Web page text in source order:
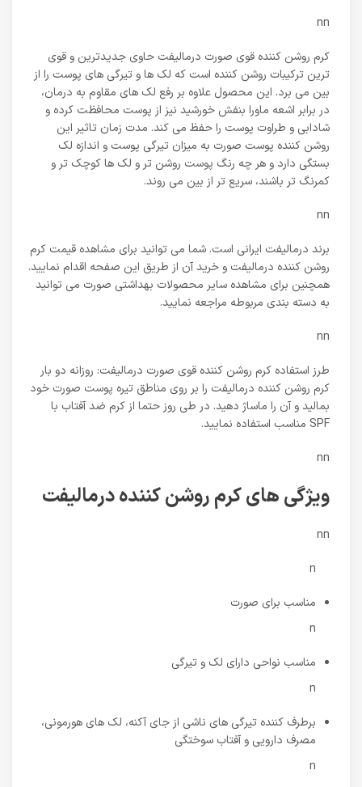
nn
کرم روشن کننده قوی صورت درمالیفت حاوی جدیدترین و قوی
ترین ترکیبات روشن کننده است که لک ها و تیرگی های پوست را از
بین می برد. این محصول علاوه بر رفع لک های مقاوم به درمان،
در برابر اشعه ماورا بنفش خورشید نیز از پوست محافظت کرده و
شادابی و طراوت پوست را حفظ می کند. مدت زمان تاثیر این
روشن کننده پوست صورت ​​​​​​به میزان تیرگی پوست و اندازه لک
بستگی دارد و هر چه رنگ پوست روشن تر و لک ها کوچک تر و
کمرنگ تر باشند، سریع تر از بین می روند.
nn
برند درمالیفت ایرانی است. شما می توانید برای مشاهده قیمت کرم
روشن کننده درمالیفت و خرید آن از طریق این صفحه اقدام نمایید.
همچنین برای مشاهده سایر محصولات بهداشتی صورت می توانید
به دسته بندی مربوطه مراجعه نمایید.
nn
طرز استفاده کرم روشن کننده قوی صورت درمالیفت: روزانه دو بار
کرم روشن کننده درمالیفت را بر روی مناطق تیره پوست صورت خود
بمالید و آن را ماساژ دهید. در طی روز حتما از کرم ضد آفتاب با
SPF مناسب استفاده نمایید.
nn
ویژگی های کرم روشن کننده درمالیفت
nn
n
مناسب برای صورت
n
مناسب نواحی دارای لک و تیرگی
n
برطرف کننده تیرگی های ناشی از جای آکنه، لک های هورمونی،
مصرف دارویی و آفتاب سوختگی
n